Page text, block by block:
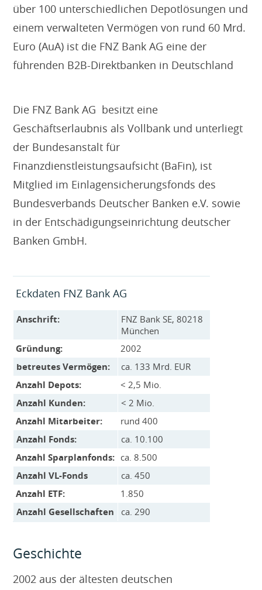
über 100 unterschiedlichen Depotlösungen und
einem verwalteten Vermögen von rund 60 Mrd.
Euro (AuA) ist die FNZ Bank AG eine der
führenden B2B-Direktbanken in Deutschland
Die FNZ Bank AG besitzt eine
Geschäftserlaubnis als Vollbank und unterliegt
der Bundesanstalt für
Finanzdienstleistungsaufsicht (BaFin), ist
Mitglied im Einlagensicherungsfonds des
Bundesverbands Deutscher Banken e.V. sowie
in der Entschädigungseinrichtung deutscher
Banken GmbH.
Eckdaten FNZ Bank AG
Anschrift:
FNZ Bank SE, 80218
München
Gründung: 2002
betreutes Vermögen: ca. 133 Mrd. EUR
Anzahl Depots: < 2,5 Mio.
Anzahl Kunden: < 2 Mio.
Anzahl Mitarbeiter: rund 400
Anzahl Fonds: ca. 10.100
Anzahl Sparplanfonds: ca. 8.500
Anzahl VL-Fonds ca. 450
Anzahl ETF: 1.850
Anzahl Gesellschaften ca. 290
Geschichte
2002 aus der ältesten deutschen